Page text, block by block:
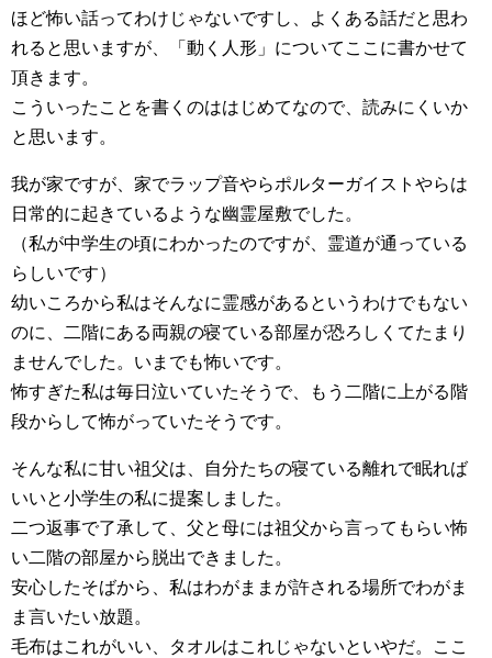
ほど怖い話ってわけじゃないですし、よくある話だと思わ
れると思いますが、「動く人形」についてここに書かせて
頂きます。
こういったことを書くのははじめてなので、読みにくいか
と思います。
我が家ですが、家でラップ音やらポルターガイストやらは
日常的に起きているような幽霊屋敷でした。
（私が中学生の頃にわかったのですが、霊道が通っている
らしいです）
幼いころから私はそんなに霊感があるというわけでもない
のに、二階にある両親の寝ている部屋が恐ろしくてたまり
ませんでした。いまでも怖いです。
怖すぎた私は毎日泣いていたそうで、もう二階に上がる階
段からして怖がっていたそうです。
そんな私に甘い祖父は、自分たちの寝ている離れで眠れば
いいと小学生の私に提案しました。
二つ返事で了承して、父と母には祖父から言ってもらい怖
い二階の部屋から脱出できました。
安心したそばから、私はわがままが許される場所でわがま
ま言いたい放題。
毛布はこれがいい、タオルはこれじゃないといやだ。ここ